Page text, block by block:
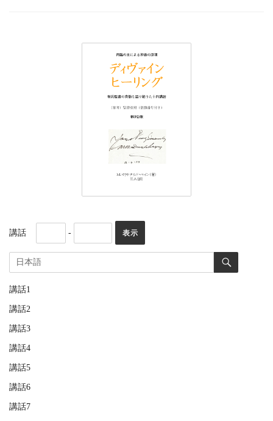
講話 -
講話1
講話2
講話3
講話4
講話5
講話6
講話7